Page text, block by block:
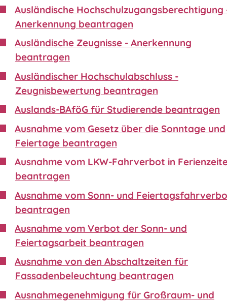
Ausländische Hochschulzugangsberechtigung
Anerkennung beantragen
Ausländische Zeugnisse - Anerkennung
beantragen
Ausländischer Hochschulabschluss -
Zeugnisbewertung beantragen
Auslands-BAföG für Studierende beantragen
Ausnahme vom Gesetz über die Sonntage und
Feiertage beantragen
Ausnahme vom LKW-Fahrverbot in
beantragen
Ausnahme vom Sonn- und
beantragen
Ausnahme vom Verbot der Sonn- und
Feiertagsarbeit beantragen
Ausnahme von den Abschaltzeiten für
Fassadenbeleuchtung beantragen
Ausnahmegenehmigung für Großraum- und